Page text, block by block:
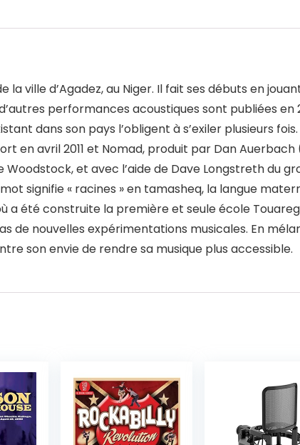
ville d’Agadez, au Niger. Il fait ses débuts en
performances acoustiques sont publiées en
dans son pays l’obligent à s’exiler plusieurs
en avril 2011 et Nomad, produit par Dan Auerbach
et avec l’aide de Dave Longstreth du
signifie « racines » en tamasheq, la langue
a été construite la première et seule école
de nouvelles expérimentations musicales. En
son envie de rendre sa musique plus accessible.